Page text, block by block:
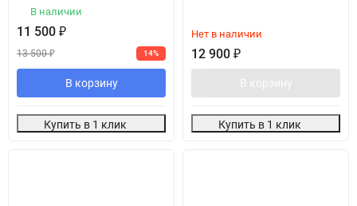
В наличии
11 500 ₽
13 500₽ 14%
В корзину
Купить в 1 клик
Нет в наличии
12 900 ₽
В корзину
Купить в 1 клик